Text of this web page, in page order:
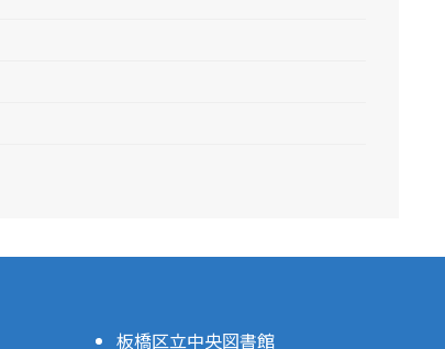
板橋区立中央図書館